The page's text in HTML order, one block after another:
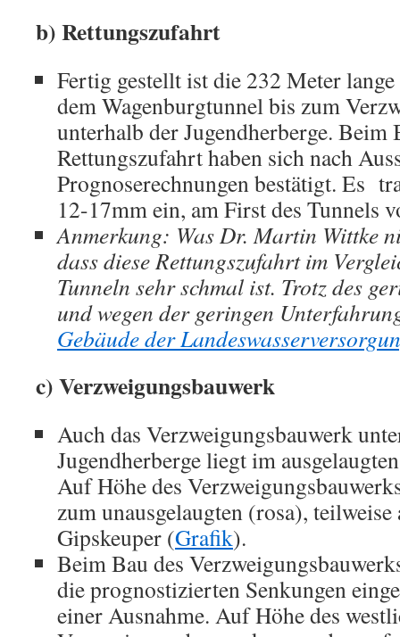
b) Rettungszufahrt
Fertig gestellt ist die 232 Meter
dem Wagenburgtunnel bis zum
unterhalb der Jugendherberge. Beim
Rettungszufahrt haben sich nach
Prognoserechnungen bestätigt. Es
12-17mm ein, am First des Tunnels
Anmerkung: Was Dr. Martin Wittke
dass diese Rettungszufahrt im
Tunneln sehr schmal ist. Trotz des
und wegen der geringen
Gebäude der
c) Verzweigungsbauwerk
Auch das Verzweigungsbauwerk
Jugendherberge liegt im
Auf Höhe des
zum unausgelaugten (rosa),
Gipskeuper (Grafik).
Beim Bau des
die prognostizierten Senkungen
einer Ausnahme. Auf Höhe des